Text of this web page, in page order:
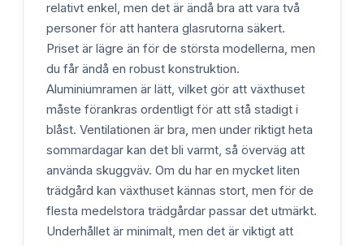
relativt enkel, men det är ändå bra att vara två
personer för att hantera glasrutorna säkert.
Priset är lägre än för de största modellerna, men
du får ändå en robust konstruktion.
Aluminiumramen är lätt, vilket gör att växthuset
måste förankras ordentligt för att stå stadigt i
blåst. Ventilationen är bra, men under riktigt heta
sommardagar kan det bli varmt, så överväg att
använda skuggväv. Om du har en mycket liten
trädgård kan växthuset kännas stort, men för de
flesta medelstora trädgårdar passar det utmärkt.
Underhållet är minimalt, men det är viktigt att